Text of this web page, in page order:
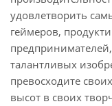
удовлетворить
геймеров,
талантливых
превосходите
высот в своих